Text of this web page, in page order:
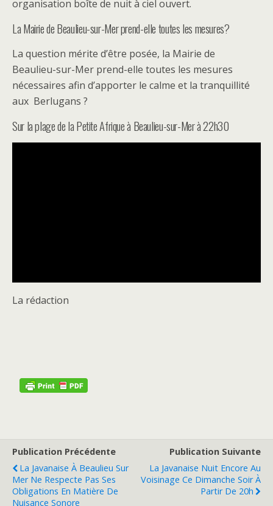
organisation boîte de nuit à ciel ouvert.
La Mairie de Beaulieu-sur-Mer prend-elle toutes les mesures?
La question mérite d’être posée, la Mairie de
Beaulieu-sur-Mer prend-elle toutes les mesures
nécessaires afin d’apporter le calme et la tranquillité
aux Berlugans ?
Sur la plage de la Petite Afrique à Beaulieu-sur-Mer à 22h30
La rédaction
Publication Précédente
La Javanaise À Beaulieu Sur
Mer Ne Respecte Pas Ses
Obligations En Matière De
Nuisance Sonore
Publication Suivante
La Javanaise Nuit Encore Au
Voisinage Ce Dimanche Soir À
Partir De 20h